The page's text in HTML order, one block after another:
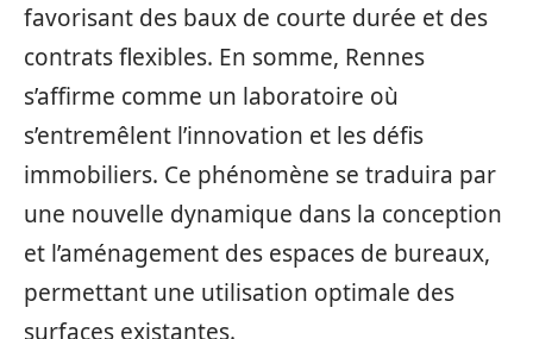
favorisant des baux de courte durée et des
contrats flexibles. En somme, Rennes
s’affirme comme un laboratoire où
s’entremêlent l’innovation et les défis
immobiliers. Ce phénomène se traduira par
une nouvelle dynamique dans la conception
et l’aménagement des espaces de bureaux,
permettant une utilisation optimale des
surfaces existantes.